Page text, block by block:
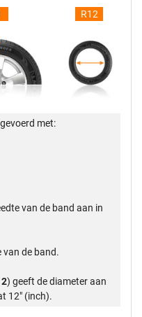
R12
met:
van de band aan in
van de band.
) geeft de diameter aan
12" (inch).